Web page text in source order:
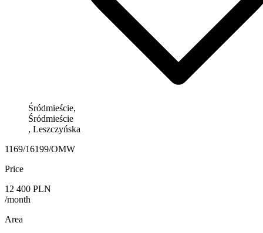
Śródmieście,
Śródmieście
, Leszczyńska
1169/16199/OMW
Price
12 400 PLN
/month
Area